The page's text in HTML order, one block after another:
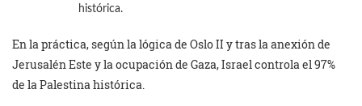
histórica.
En la práctica, según la lógica de Oslo II y tras la anexión de
Jerusalén Este y la ocupación de Gaza, Israel controla el 97%
de la Palestina histórica.